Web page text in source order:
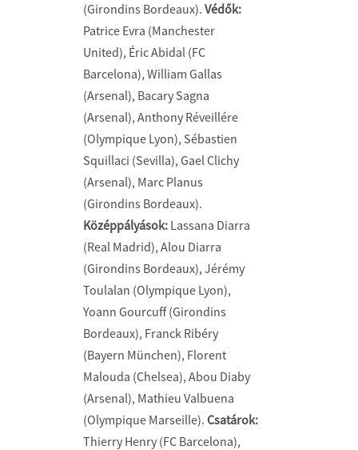
(Girondins Bordeaux). Védők:
Patrice Evra (Manchester
United), Éric Abidal (FC
Barcelona), William Gallas
(Arsenal), Bacary Sagna
(Arsenal), Anthony Réveillére
(Olympique Lyon), Sébastien
Squillaci (Sevilla), Gael Clichy
(Arsenal), Marc Planus
(Girondins Bordeaux).
Középpályások: Lassana Diarra
(Real Madrid), Alou Diarra
(Girondins Bordeaux), Jérémy
Toulalan (Olympique Lyon),
Yoann Gourcuff (Girondins
Bordeaux), Franck Ribéry
(Bayern München), Florent
Malouda (Chelsea), Abou Diaby
(Arsenal), Mathieu Valbuena
(Olympique Marseille). Csatárok:
Thierry Henry (FC Barcelona),